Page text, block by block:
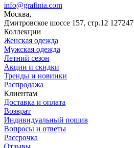
info@grafinia.com
Москва,
Дмитровское шоссе 157, стр.12 127247
Коллекции
Женская одежда
Мужская одежда
Летний сезон
Акции и скидки
Тренды и новинки
Распродажа
Клиентам
Доставка и оплата
Возврат
Индивидуальный пошив
Вопросы и ответы
Рассрочка
Отзывы